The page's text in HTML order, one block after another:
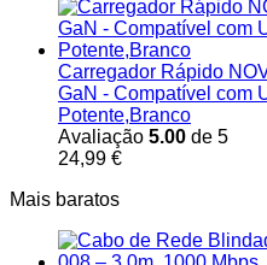
Carregador Rápido
GaN - Compatível com
Potente,Branco
Avaliação 5.00 de 5
24,99 €
Mais baratos